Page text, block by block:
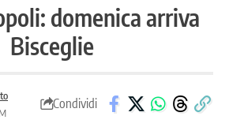
domenica arriva
Bisceglie
Condividi